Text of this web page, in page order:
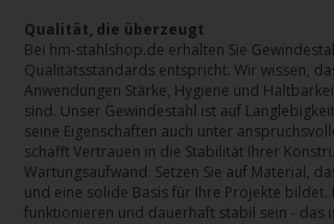
Qualität, die überzeugt
Bei hm-stahlshop.de erhalten Sie
Qualitätsstandards entspricht. Wir wissen,
Anwendungen Stärke, Hygiene und
sind. Unser Gewindestahl ist auf
seine Eigenschaften auch unter
schafft Vertrauen in die Stabilität Ihrer
Wartungsaufwand. Setzen Sie auf Material,
und eine solide Basis für Ihre Projekte bildet.
funktionieren und dauerhaft stabil sein - das